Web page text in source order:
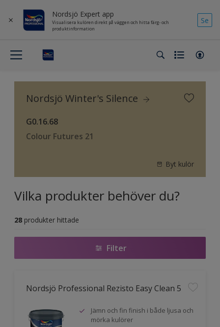
Nordsjö Expert app
Visualisera kulören direkt på väggen och hitta färg- och
produktinformation
Se
Nordsjö Winter's Silence
G0.16.68
Colour Futures 21
Byt kulör
Vilka produkter behöver du?
28 produkter hittade
Filter
Nordsjö Professional Rezisto Easy Clean 5
Jämn och fin finish i både ljusa och
mörka kulörer